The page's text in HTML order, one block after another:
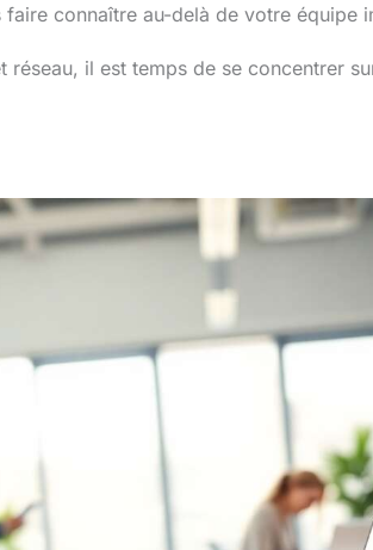
connaître au-delà de votre équipe
il est temps de se concentrer